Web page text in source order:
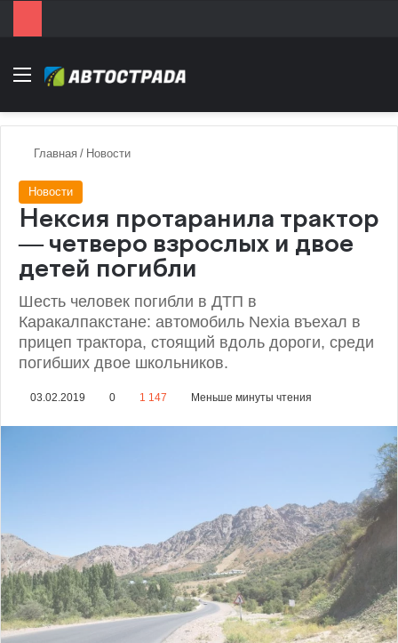
Menu
Главная / Новости
Новости
Нексия протаранила трактор
— четверо взрослых и двое
детей погибли
Шесть человек погибли в ДТП в
Каракалпакстане: автомобиль Nexia въехал в
прицеп трактора, стоящий вдоль дороги, среди
погибших двое школьников.
03.02.2019 0 1 147 Меньше минуты чтения